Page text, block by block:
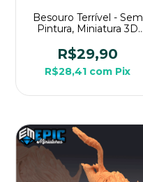
Besouro Terrível - Sem
Pintura, Miniatura 3D
Mesa
R$29,90
R$28,41 com Pix